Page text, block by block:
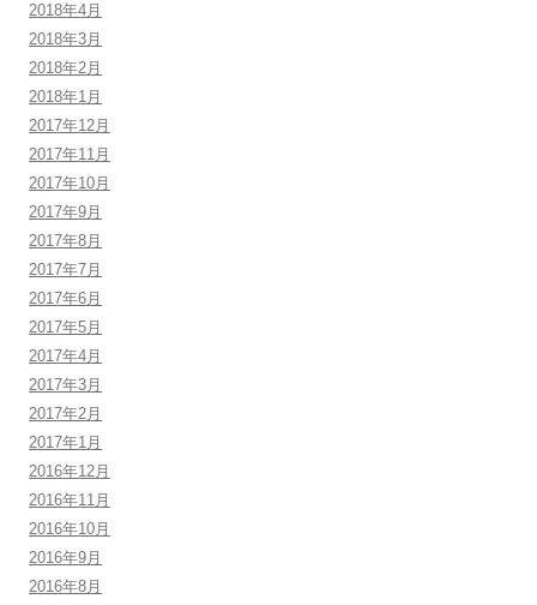
2018年4月
2018年3月
2018年2月
2018年1月
2017年12月
2017年11月
2017年10月
2017年9月
2017年8月
2017年7月
2017年6月
2017年5月
2017年4月
2017年3月
2017年2月
2017年1月
2016年12月
2016年11月
2016年10月
2016年9月
2016年8月